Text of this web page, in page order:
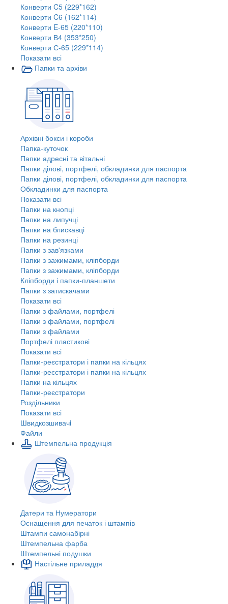
Конверти C5 (229*162)
Конверти C6 (162*114)
Конверти E-65 (220*110)
Конверти В4 (353*250)
Конверти С-65 (229*114)
Показати всі
Папки та архіви
Архівні бокси і короби
Папка-куточок
Папки адресні та вітальні
Папки ділові, портфелі, обкладинки для паспорта
Папки ділові, портфелі, обкладинки для паспорта
Обкладинки для паспорта
Показати всі
Папки на кнопці
Папки на липучці
Папки на блискавці
Папки на резинці
Папки з зав'язками
Папки з зажимами, кліпборди
Папки з зажимами, кліпборди
Кліпборди і папки-планшети
Папки з затискачами
Показати всі
Папки з файлами, портфелі
Папки з файлами, портфелі
Папки з файлами
Портфелі пластикові
Показати всі
Папки-реєстратори і папки на кільцях
Папки-реєстратори і папки на кільцях
Папки на кільцях
Папки-реєстратори
Роздільники
Показати всі
Швидкозшивачi
Файли
Штемпельна продукція
Датери та Нумератори
Оснащення для печаток і штампів
Штампи самонабірні
Штемпельна фарба
Штемпельні подушки
Настільне приладдя